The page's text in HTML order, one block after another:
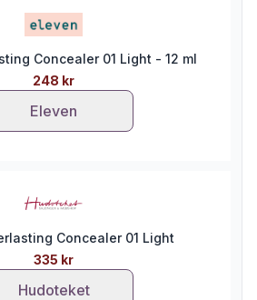
Concealer 01 Light - 12 ml
248 kr
Eleven
Concealer 01 Light
335 kr
Hudoteket